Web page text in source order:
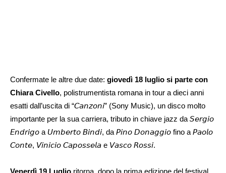
Confermate le altre due date: giovedì 18 luglio si parte con
Chiara Civello, polistrumentista romana in tour a dieci anni
esatti dall’uscita di “𝘊𝘢𝘯𝘻𝘰𝘯𝘪” (Sony Music), un disco molto
importante per la sua carriera, tributo in chiave jazz da 𝘚𝘦𝘳𝘨𝘪𝘰
𝘌𝘯𝘥𝘳𝘪𝘨𝘰 a 𝘜𝘮𝘣𝘦𝘳𝘵𝘰 𝘉𝘪𝘯𝘥𝘪, da 𝘗𝘪𝘯𝘰 𝘋𝘰𝘯𝘢𝘨𝘨𝘪𝘰 fino a 𝘗𝘢𝘰𝘭𝘰
𝘊𝘰𝘯𝘵𝘦, 𝘝𝘪𝘯𝘪𝘤𝘪𝘰 𝘊𝘢𝘱𝘰𝘴𝘴𝘦𝘭𝘢 e 𝘝𝘢𝘴𝘤𝘰 𝘙𝘰𝘴𝘴𝘪.